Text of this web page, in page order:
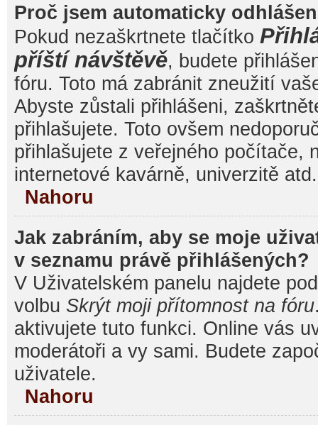
Proč jsem automaticky
Pokud nezaškrtnete tlačítko
příští návštěvě, budete
fóru. Toto má zabránit zneužití
Abyste zůstali přihlášeni,
přihlašujete. Toto ovšem
přihlašujete z veřejného počítače,
internetové kavárně, univerzitě atd.
Nahoru
Jak zabráním, aby se moje
v seznamu právě přihlášených?
V Uživatelském panelu najdete
volbu Skrýt moji přítomnost na fóru
aktivujete tuto funkci. Online vás
moderátoři a vy sami. Budete
uživatele.
Nahoru